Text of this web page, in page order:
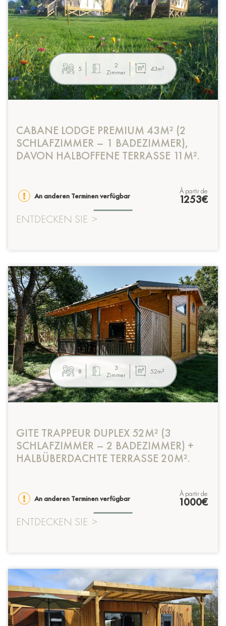
5
2
Zimmer
43m²
CABANE LODGE PREMIUM 43M² (2
SCHLAFZIMMER – 1 BADEZIMMER),
DAVON HALBOFFENE TERRASSE 11M².
An anderen Terminen verfügbar
à partir de
1253€
ENTDECKEN SIE >
8
3
Zimmer
52m²
GITE TRAPPEUR DUPLEX 52M² (3
SCHLAFZIMMER – 2 BADEZIMMER) +
HALBÜBERDACHTE TERRASSE 20M².
An anderen Terminen verfügbar
à partir de
1000€
ENTDECKEN SIE >